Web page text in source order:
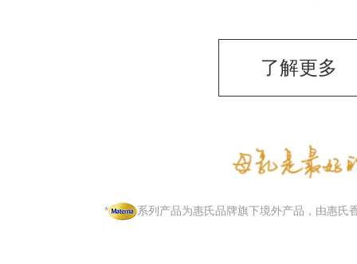
了解更多
* 系列产品为惠氏品牌旗下境外产品，由惠氏